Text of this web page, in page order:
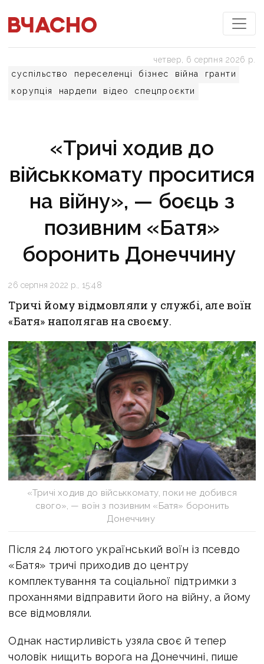
суспільство переселенці бізнес війна
гранти
корупція
нардепи відео спецпроєкти
четвер, 6 серпня 2026 р.
«Тричі ходив до
військкомату проситися
на війну», — боєць з
позивним «Батя»
боронить Донеччину
26 серпня 2022 р., 15:48
Тричі йому відмовляли у службі, але воїн
«Батя» наполягав на своєму.
«Тричі ходив до військкомату, поки не добився
свого», — воїн з позивним «Батя» боронить
Донеччину
Після 24 лютого український воїн із псевдо
«Батя» тричі приходив до центру
комплектування та соціальної підтримки з
проханнями відправити його на війну, а йому
все відмовляли.
Однак настирливість узяла своє й тепер
чоловік нищить ворога на Донеччині, пише